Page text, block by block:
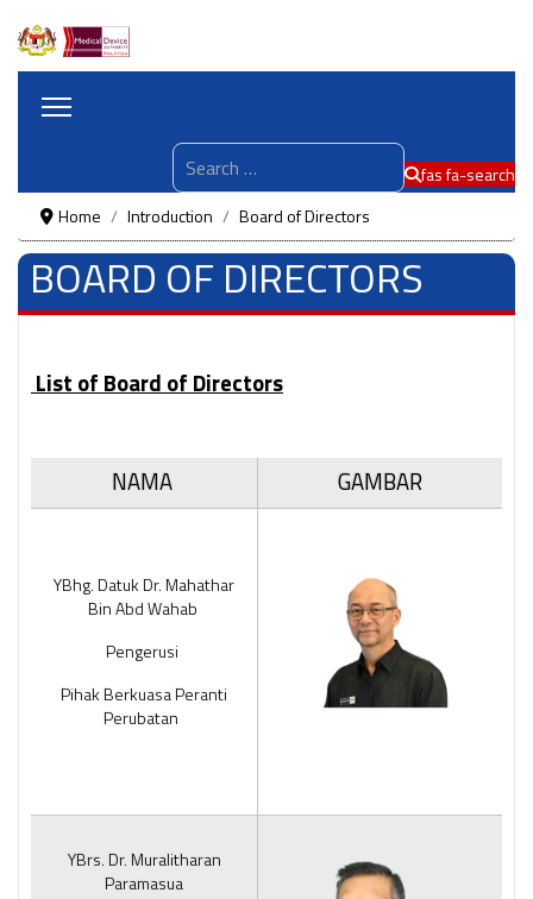
Search
fas fa-search
Home
Introduction Board of Directors
BOARD OF DIRECTORS
List of Board of Directors
NAMA GAMBAR
YBhg. Datuk Dr. Mahathar
Bin Abd Wahab
Pengerusi
Pihak Berkuasa Peranti
Perubatan
YBrs. Dr. Muralitharan
Paramasua